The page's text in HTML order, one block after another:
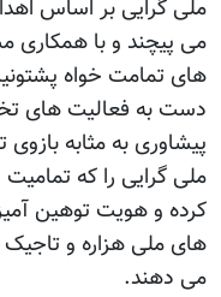
ملی گرایی بر اساس
می پیچند و با همکاری
های تمامت خواه
دست به فعالیت های
پیشاوری به مثابه بازوی
ملی گرایی را که
کرده و هویت توهین
های ملی هزاره و
می دهند.